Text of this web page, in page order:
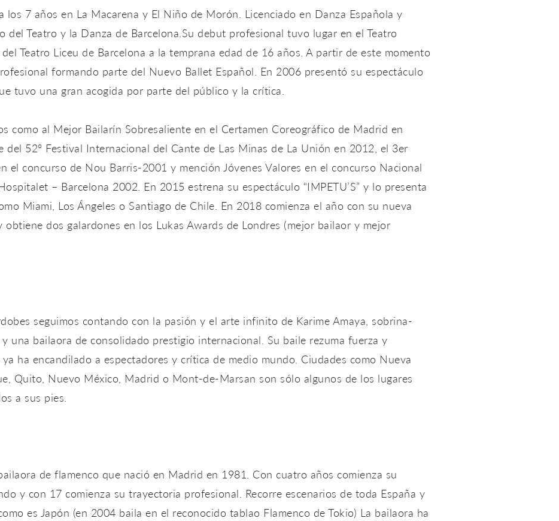
los 7 años en La Macarena y El Niño de Morón. Licenciado en Danza Española y
del Teatro y la Danza de Barcelona.Su debut profesional tuvo lugar en el Teatro
Teatro Liceu de Barcelona a la temprana edad de 16 años. A partir de este momento
formando parte del Nuevo Ballet Español. En 2006 presentó su espectáculo
tuvo una gran acogida por parte del público y la crítica.
como al Mejor Bailarín Sobresaliente en el Certamen Coreográfico de Madrid en
del 52º Festival Internacional del Cante de Las Minas de La Unión en 2012, el 3er
el concurso de Nou Barris-2001 y mención Jóvenes Valores en el concurso Nacional
– Barcelona 2002. En 2015 estrena su espectáculo “IMPETU’S” y lo presenta
Miami, Los Ángeles o Santiago de Chile. En 2018 comienza el año con su nueva
obtiene dos galardones en los Lukas Awards de Londres (mejor bailaor y mejor
seguimos contando con la pasión y el arte infinito de Karime Amaya, sobrina-
una bailaora de consolidado prestigio internacional. Su baile rezuma fuerza y
ha encandilado a espectadores y crítica de medio mundo. Ciudades como Nueva
Quito, Nuevo México, Madrid o Mont-de-Marsan son sólo algunos de los lugares
a sus pies.
de flamenco que nació en Madrid en 1981. Con cuatro años comienza su
y con 17 comienza su trayectoria profesional. Recorre escenarios de toda España y
es Japón (en 2004 baila en el reconocido tablao Flamenco de Tokio) La bailaora ha